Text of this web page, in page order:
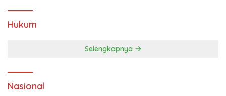
Hukum
Selengkapnya
Nasional